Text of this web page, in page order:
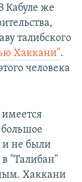
Кабуле же
талибского
Хаккани".
человека
и не были
"Талибан"
Хаккани